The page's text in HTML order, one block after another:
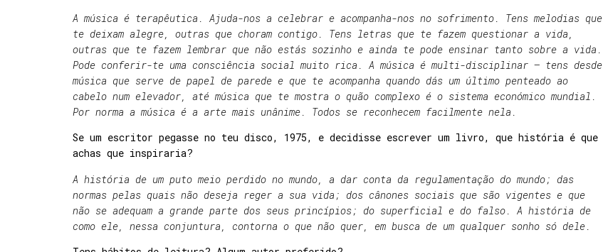
A música é terapêutica. Ajuda-nos a celebrar e acompanha-nos no sofrimento. Tens melodias que
te deixam alegre, outras que choram contigo. Tens letras que te fazem questionar a vida,
outras que te fazem lembrar que não estás sozinho e ainda te pode ensinar tanto sobre a vida.
Pode conferir-te uma consciência social muito rica. A música é multi-disciplinar – tens desde
música que serve de papel de parede e que te acompanha quando dás um último penteado ao
cabelo num elevador, até música que te mostra o quão complexo é o sistema económico mundial.
Por norma a música é a arte mais unânime. Todos se reconhecem facilmente nela.
Se um escritor pegasse no teu disco, 1975, e decidisse escrever um livro, que história é que
achas que inspiraria?
A história de um puto meio perdido no mundo, a dar conta da regulamentação do mundo; das
normas pelas quais não deseja reger a sua vida; dos cânones sociais que são vigentes e que
não se adequam a grande parte dos seus princípios; do superficial e do falso. A história de
como ele, nessa conjuntura, contorna o que não quer, em busca de um qualquer sonho só dele.